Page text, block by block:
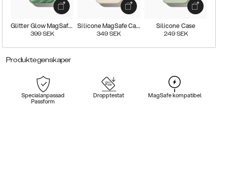
Glitter Glow MagSafe Case
399 SEK
Silicone MagSafe Case
349 SEK
Silicone Case
249 SEK
Produktegenskaper
Specialanpassad
Passform
Dropptestat MagSafe kompatibel